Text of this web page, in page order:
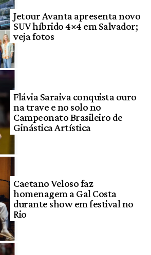
Jetour Avanta apresenta novo
SUV híbrido 4×4 em Salvador;
veja fotos
Flávia Saraiva conquista ouro
na trave e no solo no
Campeonato Brasileiro de
Ginástica Artística
Caetano Veloso faz
homenagem a Gal Costa
durante show em festival no
Rio